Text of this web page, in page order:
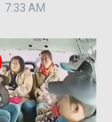
7:33 AM